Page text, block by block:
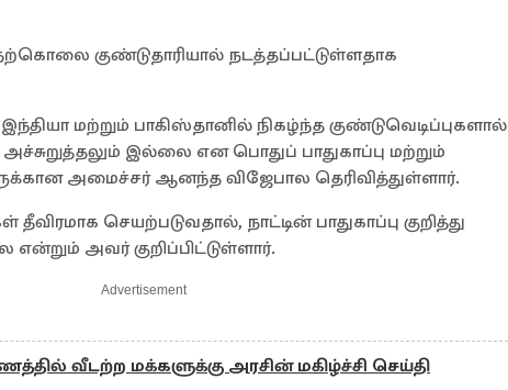
குண்டுதாரியால் நடத்தப்பட்டுள்ளதாக
மற்றும் பாகிஸ்தானில் நிகழ்ந்த குண்டுவெடிப்புகளால்
இல்லை என பொதுப் பாதுகாப்பு மற்றும்
அமைச்சர் ஆனந்த விஜேபால தெரிவித்துள்ளார்.
தீவிரமாக செயற்படுவதால், நாட்டின் பாதுகாப்பு குறித்து
அவர் குறிப்பிட்டுள்ளார்.
Advertisement
வீடற்ற மக்களுக்கு அரசின் மகிழ்ச்சி செய்தி